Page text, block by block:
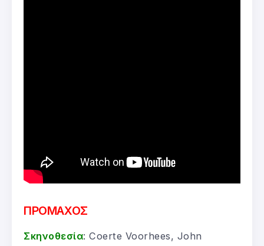
ΠΡΟΜΑΧΟΣ
Σκηνοθεσία: Coerte Voorhees, John